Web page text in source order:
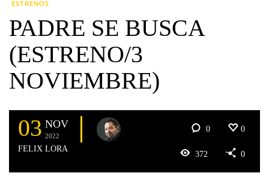
ESTRENOS
PADRE SE BUSCA
(ESTRENO/3
NOVIEMBRE)
03 NOV
2022
FELIX LORA
0 0
372 0